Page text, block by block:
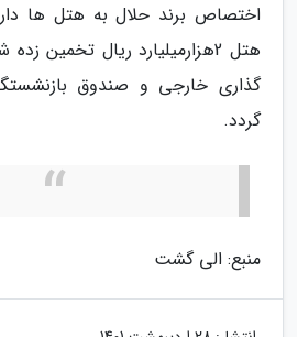
اختصاص برند حلال به هتل ها
هتل 2هزارمیلیارد ریال تخمین
گذاری خارجی و صندوق
گردد.
منبع: الی گشت